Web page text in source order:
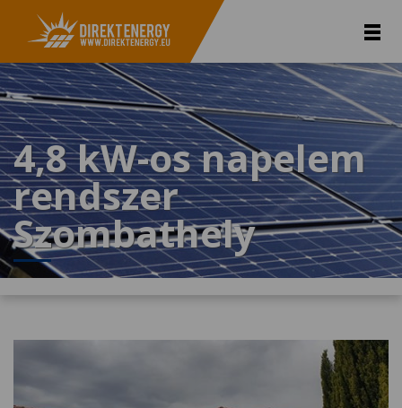
4,8 kW-os napelem
rendszer
Szombathely